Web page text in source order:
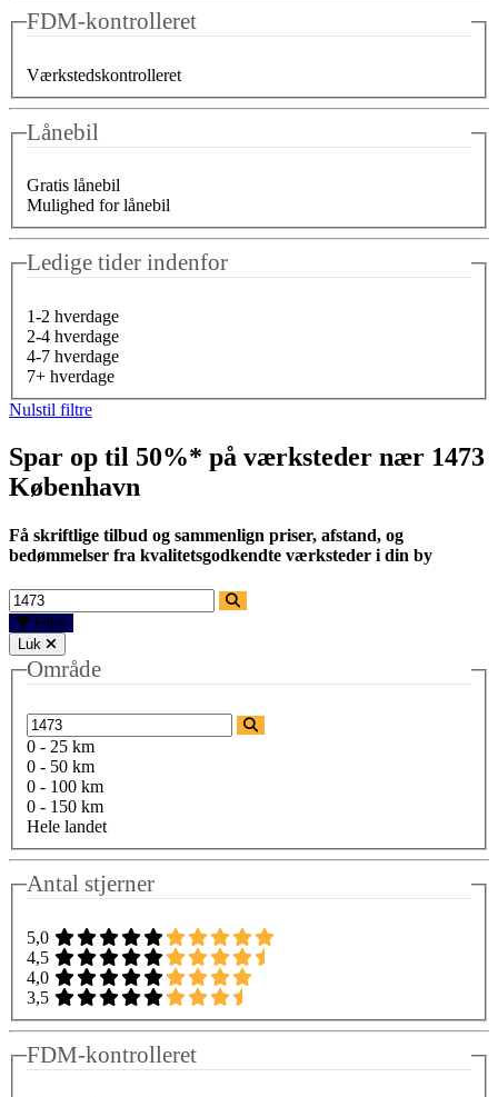
FDM-kontrolleret
Værkstedskontrolleret
Lånebil
Gratis lånebil
Mulighed for lånebil
Ledige tider indenfor
1-2 hverdage
2-4 hverdage
4-7 hverdage
7+ hverdage
Nulstil filtre
Spar op til 50%* på værksteder nær 1473
København
Få skriftlige tilbud og sammenlign priser, afstand, og
bedømmelser fra kvalitetsgodkendte værksteder i din by
Filtre
Luk
Område
0 - 25 km
0 - 50 km
0 - 100 km
0 - 150 km
Hele landet
Antal stjerner
5,0
4,5
4,0
3,5
FDM-kontrolleret